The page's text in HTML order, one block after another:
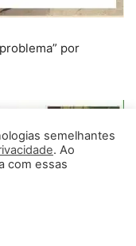
por
semelhantes
. Ao
com essas